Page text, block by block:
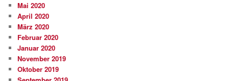
Mai 2020
April 2020
März 2020
Februar 2020
Januar 2020
November 2019
Oktober 2019